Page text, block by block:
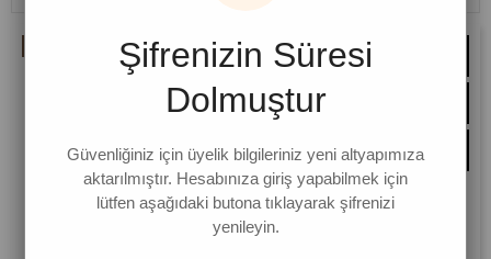
Şifrenizin Süresi
Dolmuştur
Güvenliğiniz için üyelik bilgileriniz yeni altyapımıza
aktarılmıştır. Hesabınıza giriş yapabilmek için
lütfen aşağıdaki butona tıklayarak şifrenizi
yenileyin.